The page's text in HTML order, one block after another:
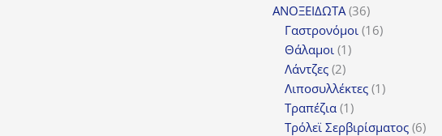
προϊόντα
ΑΝΟΞΕΙΔΩΤΑ 3636
προϊόντα
Γαστρονόμοι 1616
Θάλαμοι 11
Λάντζες 22
προϊόντα
Λιποσυλλέκτες 11
Τραπέζια 11
προϊόν
Τρόλεϊ Σερβιρίσματος 66